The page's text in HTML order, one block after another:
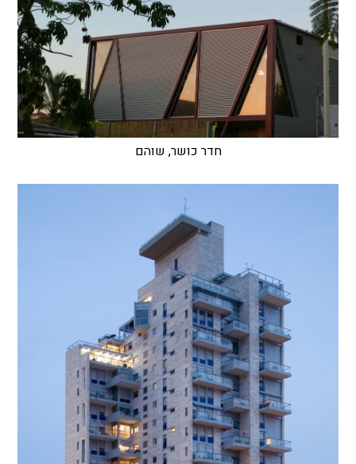
חדר כושר, שוהם